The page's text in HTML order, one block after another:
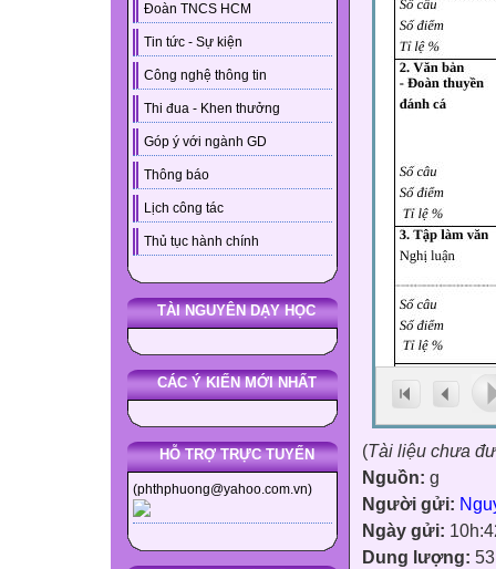
Đoàn TNCS HCM
Tin tức - Sự kiện
Công nghệ thông tin
Thi đua - Khen thưởng
Góp ý với ngành GD
Thông báo
Lịch công tác
Thủ tục hành chính
TÀI NGUYÊN DẠY HỌC
CÁC Ý KIẾN MỚI NHẤT
HỖ TRỢ TRỰC TUYẾN
(phthphuong@yahoo.com.vn)
(Tài liệu chưa
Nguồn: g
Người gửi:
Ngày gửi:
Dung lượng: